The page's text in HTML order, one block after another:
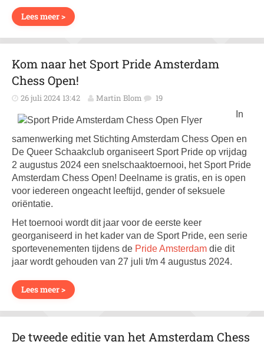
Lees meer >
Kom naar het Sport Pride Amsterdam
Chess Open!
26 juli 2024 13:42 Martin Blom 19
In
samenwerking met Stichting Amsterdam Chess Open en
De Queer Schaakclub organiseert Sport Pride op vrijdag
2 augustus 2024 een snelschaaktoernooi, het Sport Pride
Amsterdam Chess Open! Deelname is gratis, en is open
voor iedereen ongeacht leeftijd, gender of seksuele
oriëntatie.
Het toernooi wordt dit jaar voor de eerste keer
georganiseerd in het kader van de Sport Pride, een serie
sportevenementen tijdens de Pride Amsterdam die dit
jaar wordt gehouden van 27 juli t/m 4 augustus 2024.
Lees meer >
De tweede editie van het Amsterdam Chess